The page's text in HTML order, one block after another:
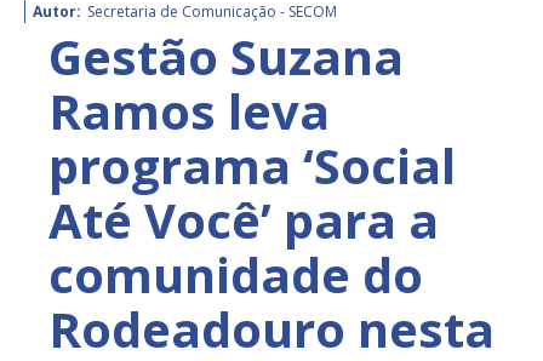
Autor: Secretaria de Comunicação - SECOM
Gestão Suzana
Ramos leva
programa ‘Social
Até Você’ para a
comunidade do
Rodeadouro nesta